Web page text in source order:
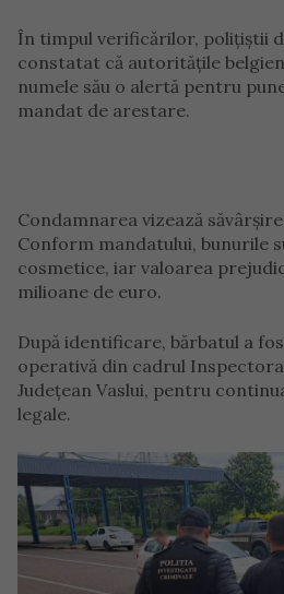
În timpul verificărilor, polițiștii
constatat că autoritățile
numele său o alertă pentru
mandat de arestare.
Condamnarea vizează
Conform mandatului, bunurile
cosmetice, iar valoarea
milioane de euro.
După identificare, bărbatul a
operativă din cadrul
Județean Vaslui, pentru
legale.